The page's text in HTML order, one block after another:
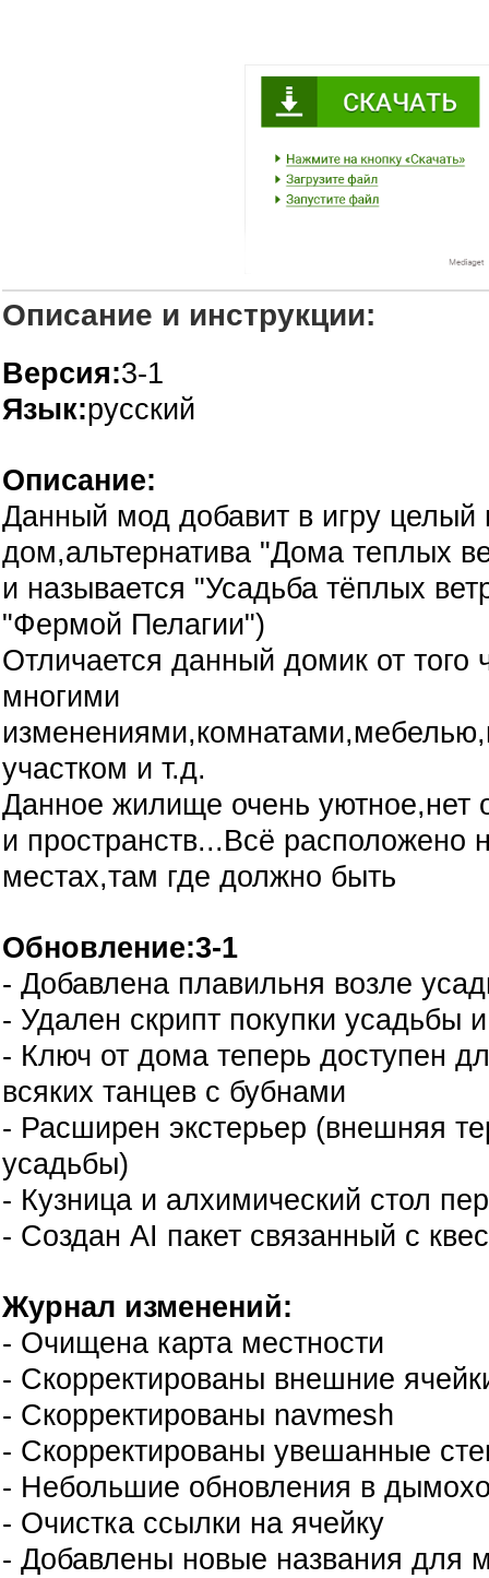
Описание и инструкции:
Версия:3-1
Язык:русский
Описание:
Данный мод добавит в игру целый
дом,альтернатива "Дома теплых
и называется "Усадьба тёплых
"Фермой Пелагии")
Отличается данный домик от того
многими
участком и т.д.
Данное жилище очень уютное,нет
и пространств...Всё расположено
местах,там где должно быть
Обновление:3-1
- Добавлена плавильня возле
- Удален скрипт покупки усадьбы
- Ключ от дома теперь доступен
всяких танцев с бубнами
- Расширен экстерьер (внешняя
усадьбы)
- Кузница и алхимический стол
- Создан AI пакет связанный с
Журнал изменений:
- Очищена карта местности
- Скорректированы внешние
- Скорректированы navmesh
- Скорректированы увешанные
- Небольшие обновления в
- Очистка ссылки на ячейку
- Добавлены новые названия для